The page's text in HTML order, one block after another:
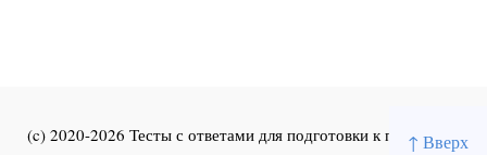
↑ Вверх
(c) 2020-2026 Тесты с ответами для подготовки к первичной